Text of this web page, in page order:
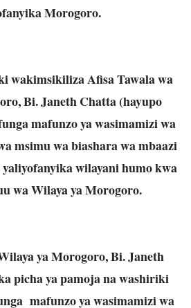
Morogoro.
wakimsikiliza Afisa Tawala wa
Bi. Janeth Chatta (hayupo
mafunzo ya wasimamizi wa
msimu wa biashara wa mbaazi
yaliyofanyika wilayani humo kwa
wa Wilaya ya Morogoro.
ya Morogoro, Bi. Janeth
picha ya pamoja na washiriki
mafunzo ya wasimamizi wa